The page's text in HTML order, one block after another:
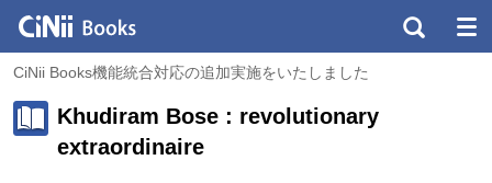
CiNii Books機能統合対応の追加実施をいたしました
Khudiram Bose : revolutionary
extraordinaire